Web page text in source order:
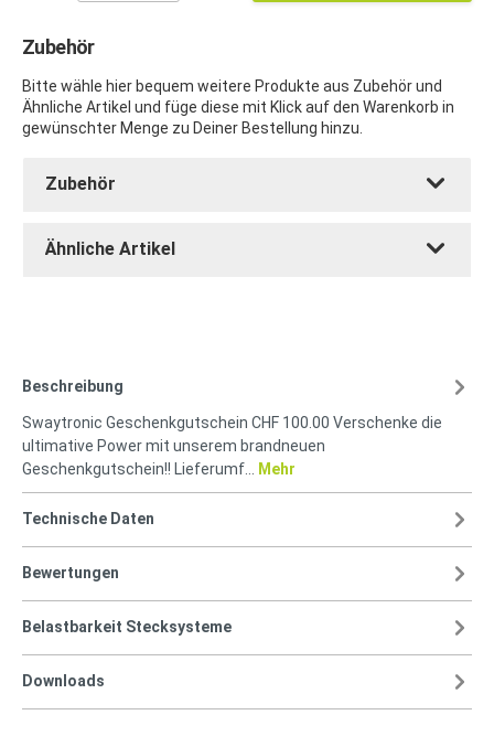
Zubehör
Bitte wähle hier bequem weitere Produkte aus Zubehör und
Ähnliche Artikel und füge diese mit Klick auf den Warenkorb in
gewünschter Menge zu Deiner Bestellung hinzu.
Zubehör
Ähnliche Artikel
Beschreibung
Swaytronic Geschenkgutschein CHF 100.00 Verschenke die
ultimative Power mit unserem brandneuen
Geschenkgutschein!! Lieferumf… Mehr
Technische Daten
Bewertungen
Belastbarkeit Stecksysteme
Downloads